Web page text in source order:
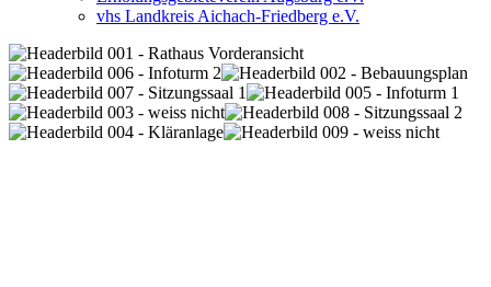
vhs Landkreis Aichach-Friedberg e.V.